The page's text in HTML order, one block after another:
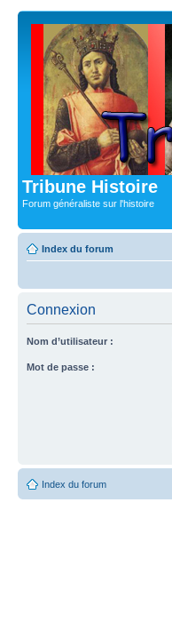
Tribune Histoire
Forum généraliste sur l'histoire
Index du forum
Connexion
Nom d’utilisateur :
Mot de passe :
Index du forum